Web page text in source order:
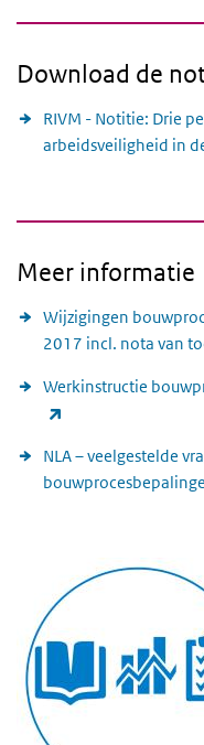
Download de
RIVM - Notitie: Drie
arbeidsveiligheid in
Meer informatie
Wijzigingen
2017 incl. nota van
Werkinstructie
NLA – veelgestelde